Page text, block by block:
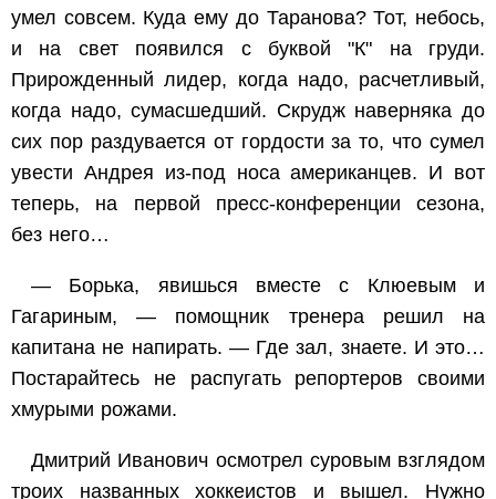
умел совсем. Куда ему до Таранова? Тот, небось,
и на свет появился с буквой "К" на груди.
Прирожденный лидер, когда надо, расчетливый,
когда надо, сумасшедший. Скрудж наверняка до
сих пор раздувается от гордости за то, что сумел
увести Андрея из-под носа американцев. И вот
теперь, на первой пресс-конференции сезона,
без него…
— Борька, явишься вместе с Клюевым и
Гагариным, — помощник тренера решил на
капитана не напирать. — Где зал, знаете. И это…
Постарайтесь не распугать репортеров своими
хмурыми рожами.
Дмитрий Иванович осмотрел суровым взглядом
троих названных хоккеистов и вышел. Нужно